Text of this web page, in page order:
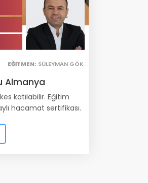
EĞITMEN: SÜLEYMAN GÖK
Almanya
katılabilir. Eğitim
hacamat sertifikası.